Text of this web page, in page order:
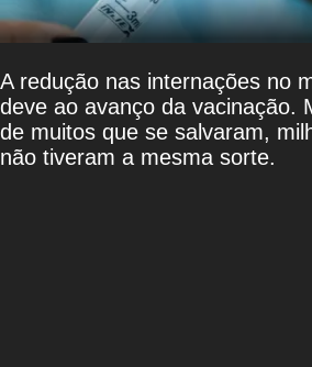
A redução nas internações no
deve ao avanço da vacinação.
de muitos que se salvaram,
não tiveram a mesma sorte.